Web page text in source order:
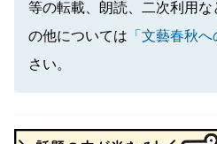
等の転載、朗読、二次利用
の他については 「文藝春秋へ
さい。